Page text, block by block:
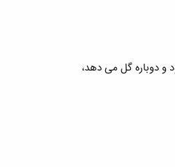
دوباره گل می دهد،